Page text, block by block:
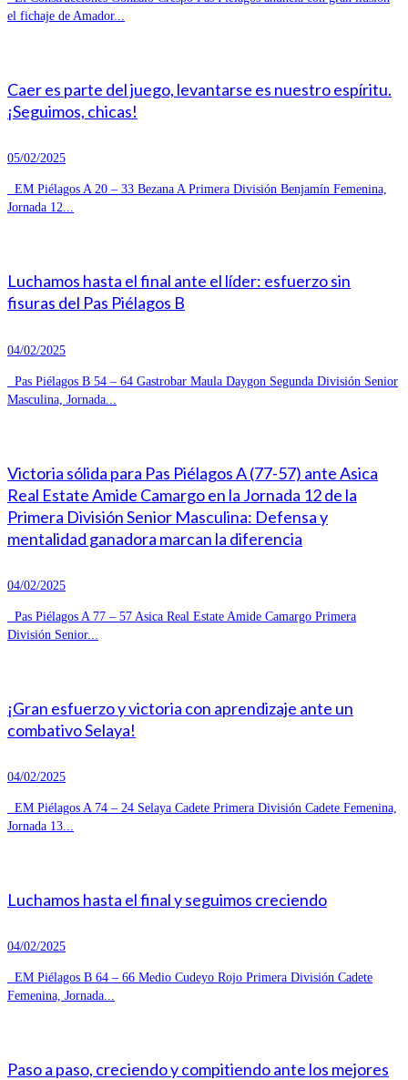
el fichaje de Amador...
Caer es parte del juego, levantarse es nuestro espíritu.
¡Seguimos, chicas!
05/02/2025
EM Piélagos A 20 – 33 Bezana A Primera División Benjamín Femenina,
Jornada 12...
Luchamos hasta el final ante el líder: esfuerzo sin
fisuras del Pas Piélagos B
04/02/2025
Pas Piélagos B 54 – 64 Gastrobar Maula Daygon Segunda División Senior
Masculina, Jornada...
Victoria sólida para Pas Piélagos A (77-57) ante Asica
Real Estate Amide Camargo en la Jornada 12 de la
Primera División Senior Masculina: Defensa y
mentalidad ganadora marcan la diferencia
04/02/2025
Pas Piélagos A 77 – 57 Asica Real Estate Amide Camargo Primera
División Senior...
¡Gran esfuerzo y victoria con aprendizaje ante un
combativo Selaya!
04/02/2025
EM Piélagos A 74 – 24 Selaya Cadete Primera División Cadete Femenina,
Jornada 13...
Luchamos hasta el final y seguimos creciendo
04/02/2025
EM Piélagos B 64 – 66 Medio Cudeyo Rojo Primera División Cadete
Femenina, Jornada...
Paso a paso, creciendo y compitiendo ante los mejores